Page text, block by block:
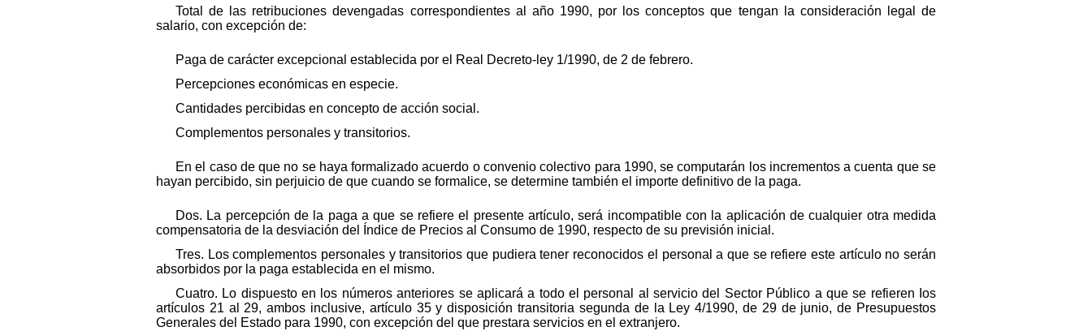
Total de las retribuciones devengadas correspondientes al año 1990, por los conceptos que tengan la consideración legal de
salario, con excepción de:
Paga de carácter excepcional establecida por el Real Decreto-ley 1/1990, de 2 de febrero.
Percepciones económicas en especie.
Cantidades percibidas en concepto de acción social.
Complementos personales y transitorios.
En el caso de que no se haya formalizado acuerdo o convenio colectivo para 1990, se computarán los incrementos a cuenta que se
hayan percibido, sin perjuicio de que cuando se formalice, se determine también el importe definitivo de la paga.
Dos. La percepción de la paga a que se refiere el presente artículo, será incompatible con la aplicación de cualquier otra medida
compensatoria de la desviación del Índice de Precios al Consumo de 1990, respecto de su previsión inicial.
Tres. Los complementos personales y transitorios que pudiera tener reconocidos el personal a que se refiere este artículo no serán
absorbidos por la paga establecida en el mismo.
Cuatro. Lo dispuesto en los números anteriores se aplicará a todo el personal al servicio del Sector Público a que se refieren Ios
artículos 21 al 29, ambos inclusive, artículo 35 y disposición transitoria segunda de la Ley 4/1990, de 29 de junio, de Presupuestos
Generales del Estado para 1990, con excepción del que prestara servicios en el extranjero.